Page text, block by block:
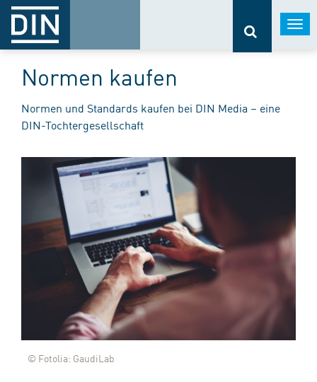
Normen kaufen
Normen und Standards kaufen bei DIN Media – eine
DIN-Tochtergesellschaft
© Fotolia: GaudiLab